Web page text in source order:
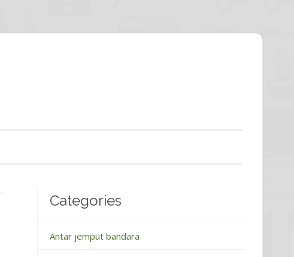
Categories
Antar jemput bandara